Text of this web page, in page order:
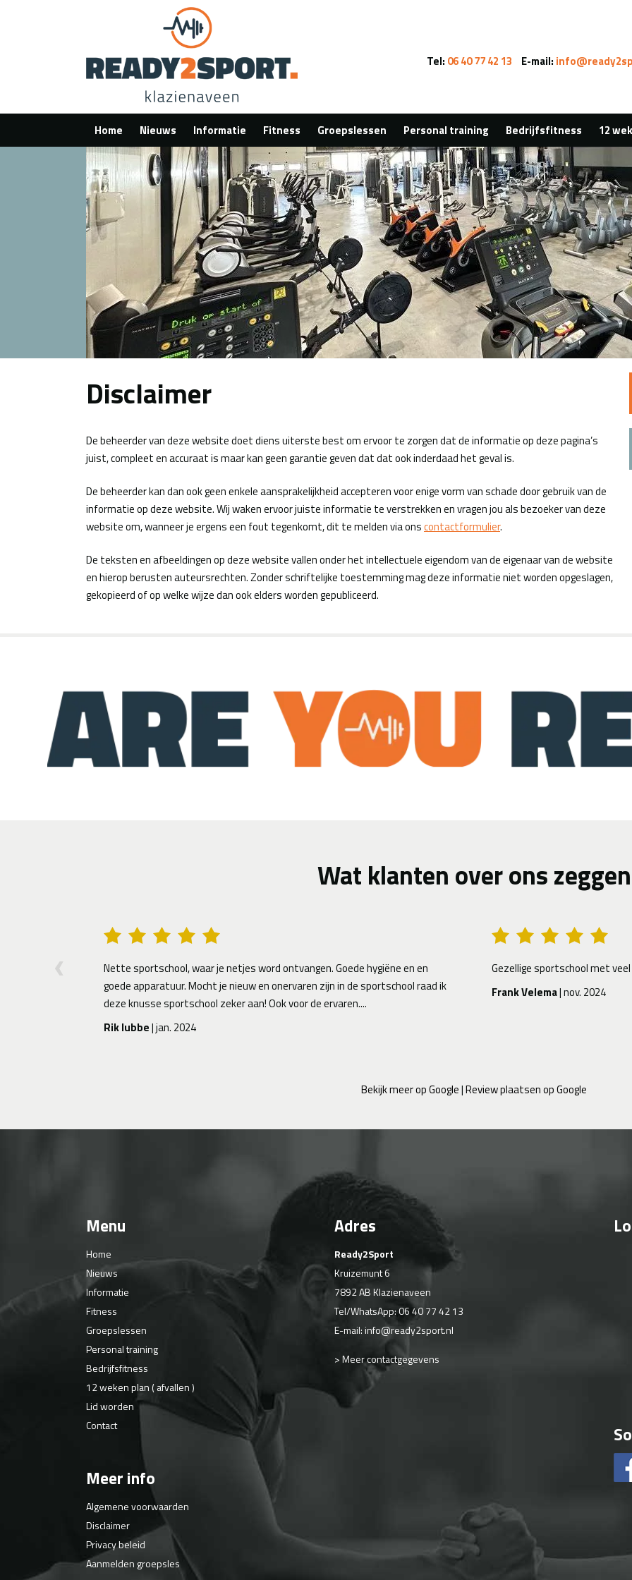
Tel: 06 40 77 42 13 E-mail:
Home Nieuws Informatie Fitness Groepslessen Personal training Bedrijfsfitness 12
Disclaimer
De beheerder van deze website doet diens uiterste best om ervoor te zorgen dat de informatie op deze pagina’s
juist, compleet en accuraat is maar kan geen garantie geven dat dat ook inderdaad het geval is.
De beheerder kan dan ook geen enkele aansprakelijkheid accepteren voor enige vorm van schade door gebruik van de
informatie op deze website. Wij waken ervoor juiste informatie te verstrekken en vragen jou als bezoeker van deze
website om, wanneer je ergens een fout tegenkomt, dit te melden via onscontactformulier.
De teksten en afbeeldingen op deze website vallen onder het intellectuele eigendom van de eigenaar van de website
en hierop berusten auteursrechten. Zonder schriftelijke toestemming mag deze informatie niet worden opgeslagen,
gekopieerd of op welke wijze dan ook elders worden gepubliceerd.
Wat klanten over ons zeggen
Nette sportschool, waar je netjes word ontvangen. Goede hygiëne en en
goede apparatuur. Mocht je nieuw en onervaren zijn in de sportschool raad ik
deze knusse sportschool zeker aan! Ook voor de ervaren....
| jan. 2024
Gezellige sportschool met veel variatie in
Frank Velema
| nov. 2024
Bekijk meer op Google|Review plaatsen op Google
Menu
Home
Nieuws
Informatie
Fitness
Groepslessen
Personal training
Bedrijfsfitness
12 weken plan ( afvallen )
Lid worden
Contact
Meer info
Algemene voorwaarden
Disclaimer
Privacy beleid
Aanmelden groepsles
Adres
Ready2Sport
Kruizemunt 6
7892 AB Klazienaveen
Tel/WhatsApp:06 40 77 42 13
E-mail:info@ready2sport.nl
> Meer contactgegevens